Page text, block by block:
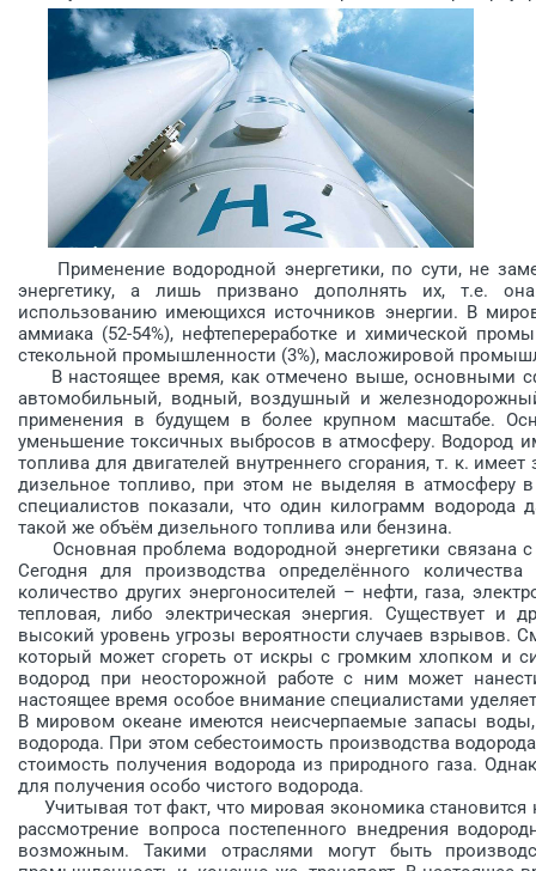
Применение водородной энергетики, по сути, не
энергетику, а лишь призвано дополнять их, т.е.
использованию имеющихся источников энергии. В
аммиака (52-54%), нефтепереработке и химической
стекольной промышленности (3%), масложировой
В настоящее время, как отмечено выше, основными
автомобильный, водный, воздушный и
применения в будущем в более крупном масштабе.
уменьшение токсичных выбросов в атмосферу. Водород
топлива для двигателей внутреннего сгорания, т. к.
дизельное топливо, при этом не выделяя в атмосферу
специалистов показали, что один килограмм водорода
такой же объём дизельного топлива или бензина.
Основная проблема водородной энергетики связана с
Сегодня для производства определённого
количество других энергоносителей – нефти, газа,
тепловая, либо электрическая энергия. Существует и
высокий уровень угрозы вероятности случаев взрывов.
который может сгореть от искры с громким хлопком и
водород при неосторожной работе с ним может
настоящее время особое внимание специалистами
В мировом океане имеются неисчерпаемые запасы
водорода. При этом себестоимость производства
стоимость получения водорода из природного газа.
для получения особо чистого водорода.
Учитывая тот факт, что мировая экономика становится
рассмотрение вопроса постепенного внедрения
возможным. Такими отраслями могут быть